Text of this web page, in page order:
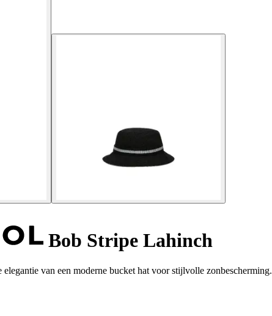
Bob Stripe Lahinch
van een moderne bucket hat voor stijlvolle zonbescherming.